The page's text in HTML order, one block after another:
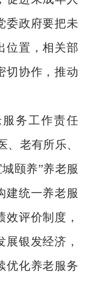
委政府要把未
位置，相关部
切协作，推动
务工作责任
、老有所乐、
颐养”养老服
建统一养老服
评价制度，
银发经济，
优化养老服务